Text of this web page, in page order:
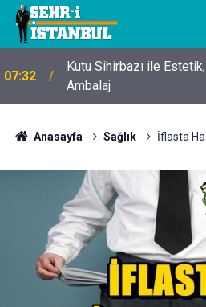
07:32
Kutu Sihirbazı ile
Ambalaj
Anasayfa Sağlık İflasta